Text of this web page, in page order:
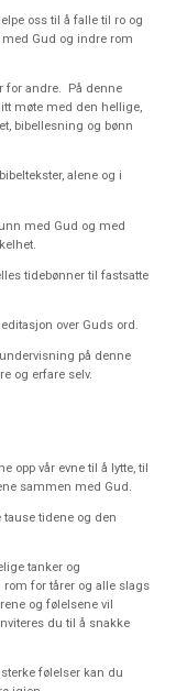
oss til å falle til ro og
Gud og indre rom
for andre. På denne
møte med den hellige,
bibellesning og bønn
alene og i
med Gud og med
tidebønner til fastsatte
over Guds ord.
på denne
og erfare selv.
opp vår evne til å lytte, til
sammen med Gud.
tause tidene og den
tanker og
for tårer og alle slags
og følelsene vil
du til å snakke
følelser kan du